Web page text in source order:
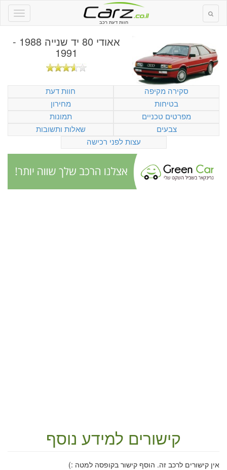
חוות דעת רכב
אאודי 80 יד שנייה 1988 -
1991
סקירה מקיפה
חוות דעת
בטיחות
מחירון
מפרטים טכניים
תמונות
צבעים
שאלות ותשובות
עצות לפני רכישה
קישורים למידע נוסף
אין קישורים לרכב זה. הוסף קישור בקופסה למטה :)